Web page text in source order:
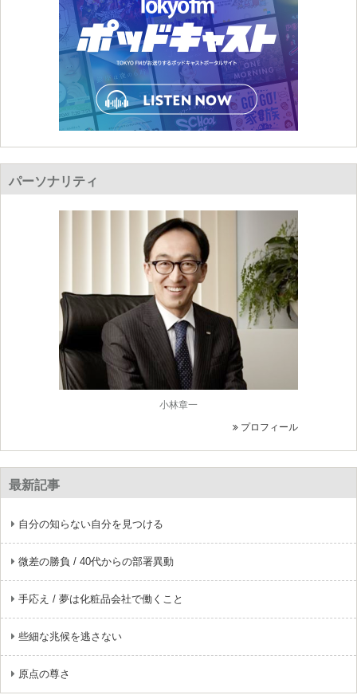
パーソナリティ
小林章一
プロフィール
最新記事
自分の知らない自分を見つける
微差の勝負 / 40代からの部署異動
手応え / 夢は化粧品会社で働くこと
些細な兆候を逃さない
原点の尊さ